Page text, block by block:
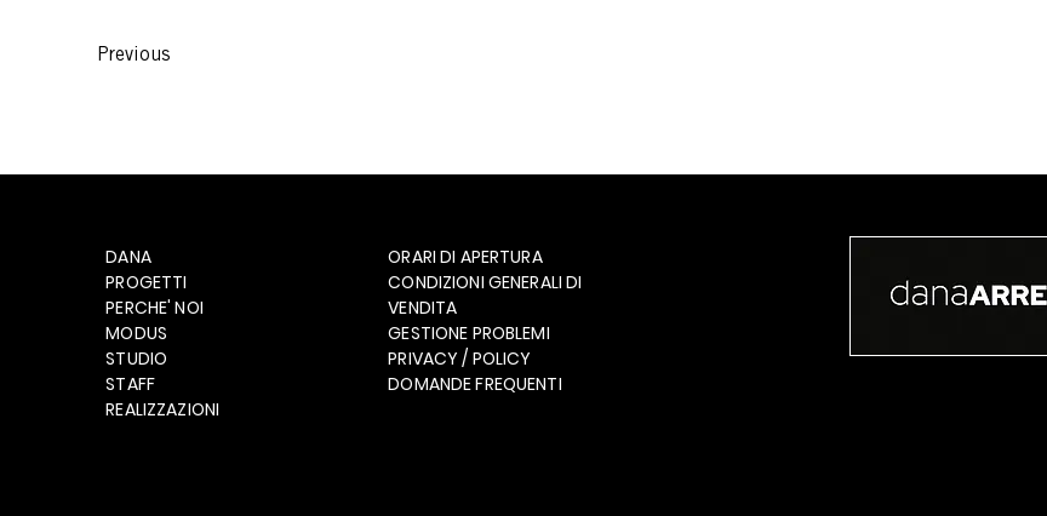
Previous
DANA
PROGETTI
PERCHE' NOI
MODUS
STUDIO
STAFF
REALIZZAZIONI
ORARI DI APERTURA
CONDIZIONI GENERALI DI
VENDITA
GESTIONE PROBLEMI
PRIVACY / POLICY
DOMANDE FREQUENTI